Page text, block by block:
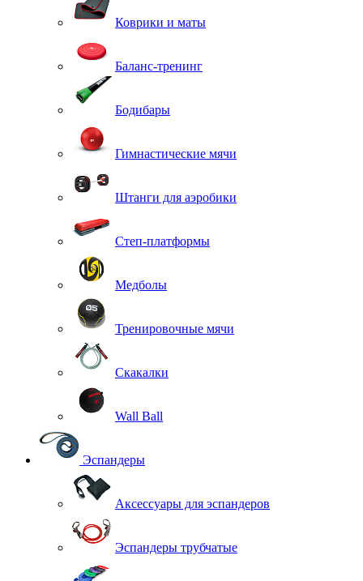
Коврики и маты
Баланс-тренинг
Бодибары
Гимнастические мячи
Штанги для аэробики
Степ-платформы
Медболы
Тренировочные мячи
Скакалки
Wall Ball
Эспандеры
Аксессуары для эспандеров
Эспандеры трубчатые